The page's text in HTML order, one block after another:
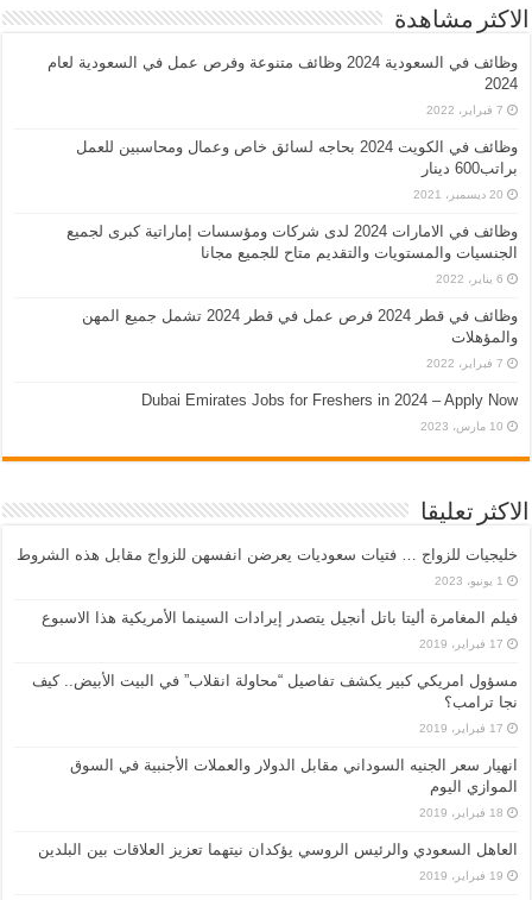
الاكثر مشاهدة
وظائف في السعودية 2024 وظائف متنوعة وفرص عمل في السعودية لعام
2024
7 فبراير، 2022
وظائف في الكويت 2024 بحاجه لسائق خاص وعمال ومحاسبين للعمل
براتب600 دينار
20 ديسمبر، 2021
وظائف في الامارات 2024 لدى شركات ومؤسسات إماراتية كبرى لجميع
الجنسيات والمستويات والتقديم متاح للجميع مجانا
6 يناير، 2022
وظائف في قطر 2024 فرص عمل في قطر 2024 تشمل جميع المهن
والمؤهلات
7 فبراير، 2022
Dubai Emirates Jobs for Freshers in 2024 – Apply Now
10 مارس، 2023
الاكثر تعليقا
خليجيات للزواج … فتيات سعوديات يعرضن انفسهن للزواج مقابل هذه الشروط
1 يونيو، 2023
فيلم المغامرة أليتا‭ ‬باتل أنجيل يتصدر إيرادات السينما الأمريكية هذا الاسبوع
17 فبراير، 2019
مسؤول امريكي كبير يكشف تفاصيل “محاولة انقلاب” في البيت الأبيض.. كيف
نجا ترامب؟
17 فبراير، 2019
انهيار سعر الجنيه السوداني مقابل الدولار والعملات الأجنبية في السوق
الموازي اليوم
18 فبراير، 2019
العاهل السعودي والرئيس الروسي يؤكدان نيتهما تعزيز العلاقات بين البلدين
19 فبراير، 2019